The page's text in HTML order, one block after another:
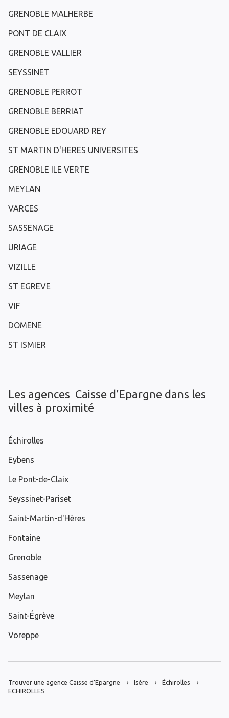
GRENOBLE MALHERBE
PONT DE CLAIX
GRENOBLE VALLIER
SEYSSINET
GRENOBLE PERROT
GRENOBLE BERRIAT
GRENOBLE EDOUARD REY
ST MARTIN D'HERES UNIVERSITES
GRENOBLE ILE VERTE
MEYLAN
VARCES
SASSENAGE
URIAGE
VIZILLE
ST EGREVE
VIF
DOMENE
ST ISMIER
Les agences Caisse d’Epargne dans les
villes à proximité
Échirolles
Eybens
Le Pont-de-Claix
Seyssinet-Pariset
Saint-Martin-d'Hères
Fontaine
Grenoble
Sassenage
Meylan
Saint-Égrève
Voreppe
Trouver une agence Caisse d’Epargne Isère
Échirolles
ECHIROLLES